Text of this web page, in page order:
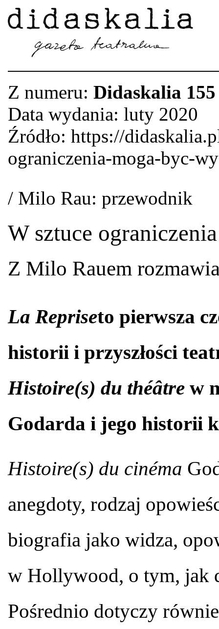
Z numeru: Didaskalia 155
Data wydania: luty 2020
Źródło: https://
ograniczenia-moga-byc-
/ Milo Rau: przewodnik
W sztuce
Z Milo Rauem
La Repriseto pierwsza
historii i przyszłości
Histoire(s) du théâtre w
Godarda i jego historii
Histoire(s) du cinéma
anegdoty, rodzaj
biografia jako widza,
w Hollywood, o tym, jak
Pośrednio dotyczy